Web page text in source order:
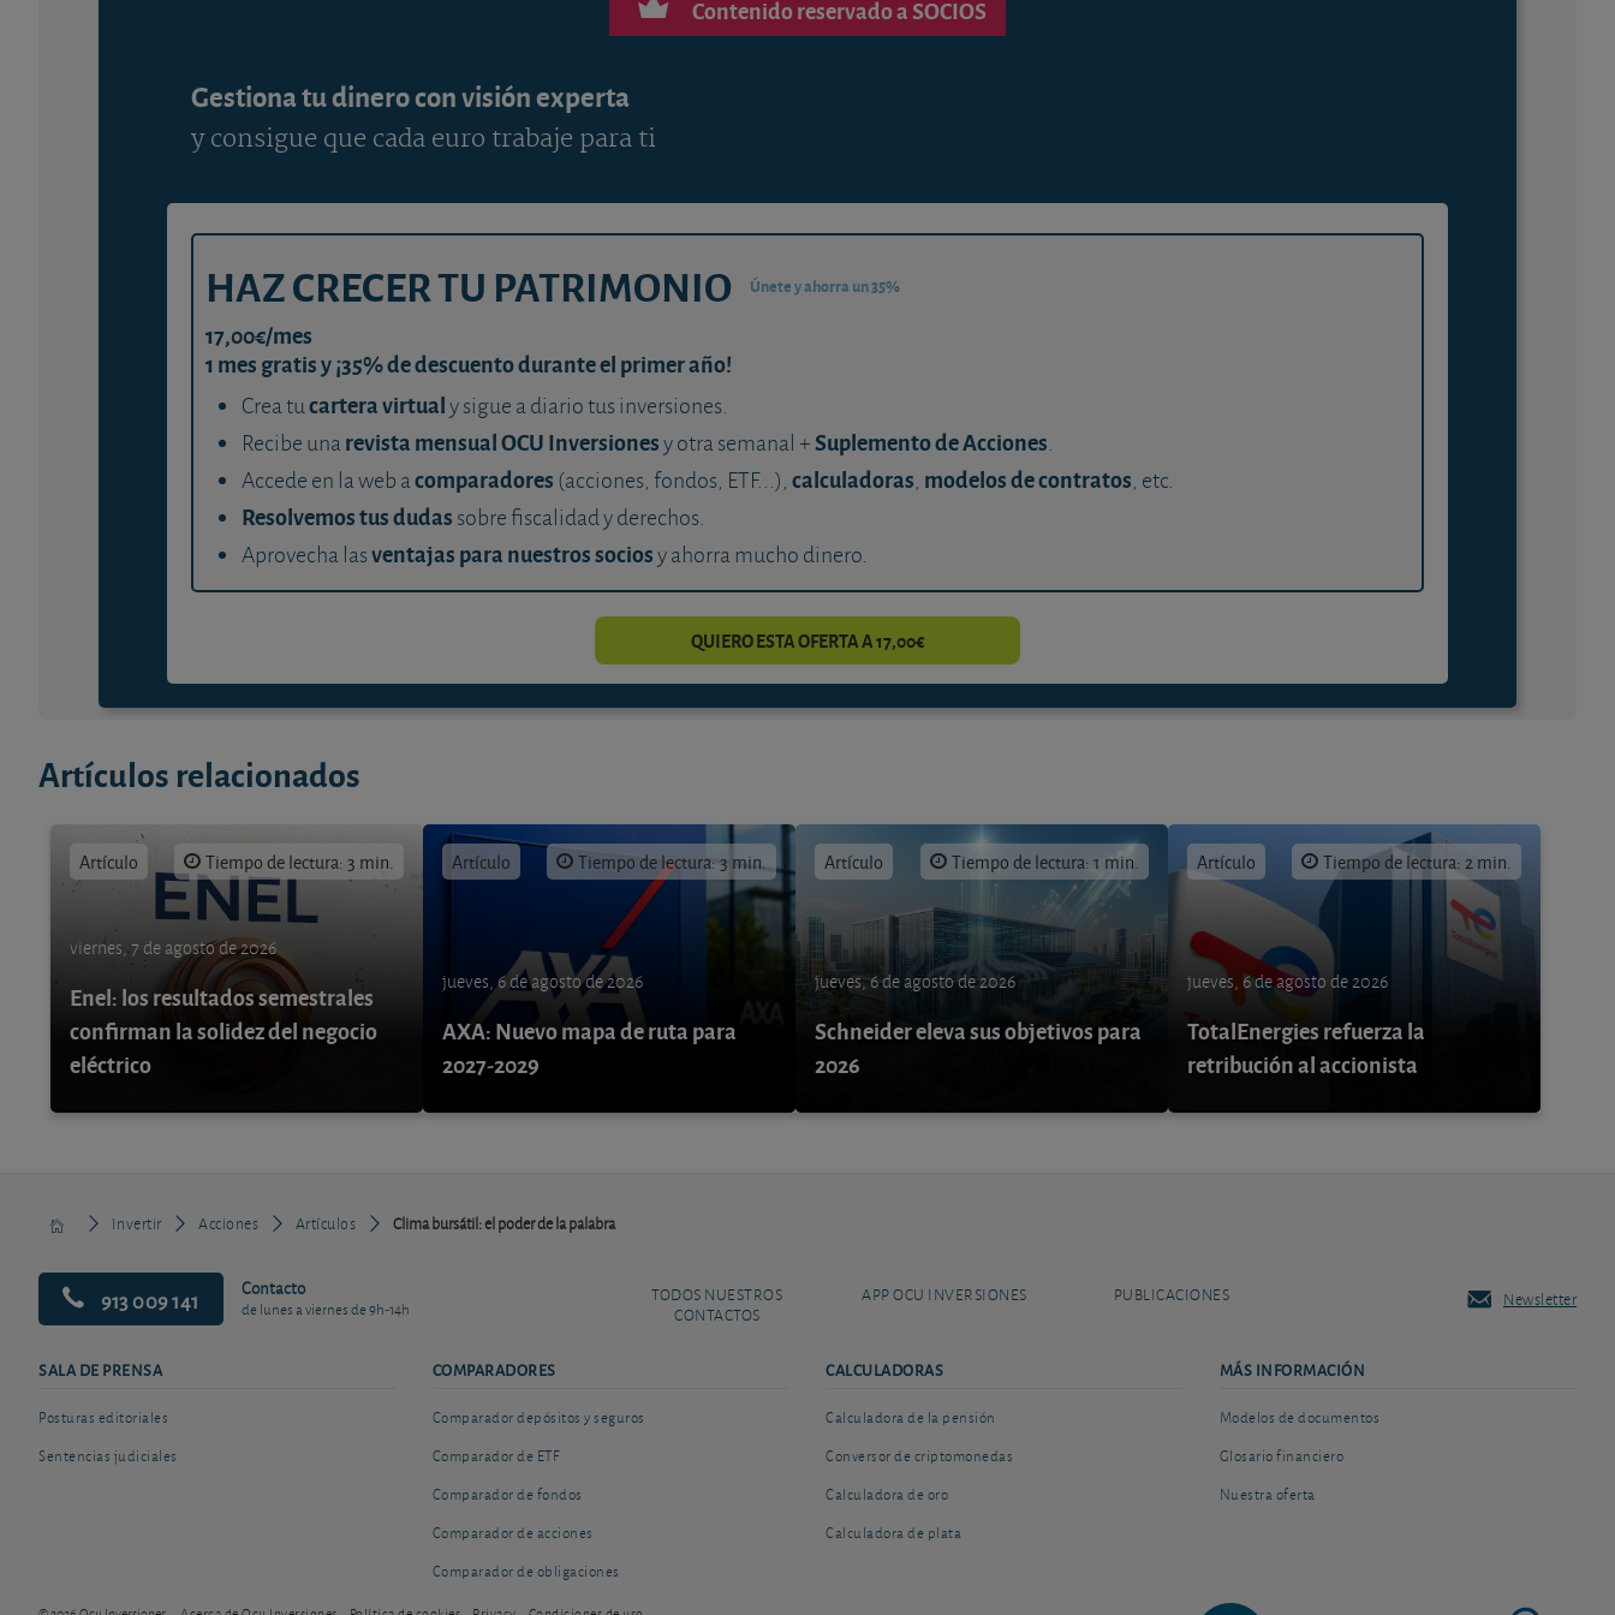
Contenido reservado a SOCIOS
Gestiona tu dinero con visión experta
y consigue que cada euro trabaje para ti
HAZ CRECER TU PATRIMONIO Únete y ahorra un 35%
17,00€/mes
1 mes gratis y ¡35% de descuento durante el primer año!
Crea tucartera virtualy sigue a diario tus inversiones.
Recibe unarevista mensual OCU Inversionesy otra semanal +Suplemento de Acciones.
Accede en la web acomparadores (acciones, fondos, ETF...), calculadoras, modelos de contratos, etc.
Resolvemos tus dudas sobre fiscalidad y derechos.
Aprovecha lasventajas para nuestros sociosy ahorra mucho dinero.
QUIERO ESTA OFERTA A 17,00€
Artículos relacionados
Artículo Tiempo de lectura: 3 min.
viernes, 7 de agosto de 2026
Enel: los resultados semestrales
confirman la solidez del negocio
eléctrico
Artículo Tiempo de lectura: 3 min.
jueves, 6 de agosto de 2026
AXA: Nuevo mapa de ruta para
2027-2029
Artículo Tiempo de lectura: 1 min.
jueves, 6 de agosto de 2026
Schneider eleva sus objetivos para
2026
Artículo Tiempo de lectura: 2 min.
jueves, 6 de agosto de 2026
TotalEnergies refuerza la
retribución al accionista
Invertir Acciones Artículos Clima bursátil: el poder de la palabra
913 009 141 Contacto
de lunes a viernes de 9h-14h
TODOS NUESTROS
CONTACTOS
APP OCU INVERSIONES PUBLICACIONES Newsletter
SALA DE PRENSA
Posturas editoriales
Sentencias judiciales
COMPARADORES
Comparador depósitos y seguros
Comparador de ETF
Comparador de fondos
Comparador de acciones
Comparador de obligaciones
CALCULADORAS
Calculadora de la pensión
Conversor de criptomonedas
Calculadora de oro
Calculadora de plata
MÁS INFORMACIÓN
Modelos de documentos
Glosario financiero
Nuestra oferta